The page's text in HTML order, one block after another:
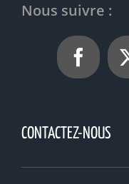
Nous suivre :
CONTACTEZ-NOUS